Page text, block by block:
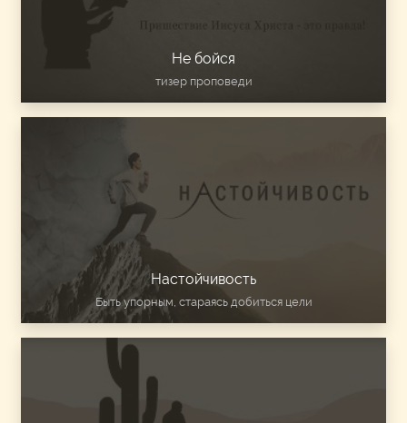
Не бойся
тизер проповеди
Настойчивость
Быть упорным, стараясь добиться цели